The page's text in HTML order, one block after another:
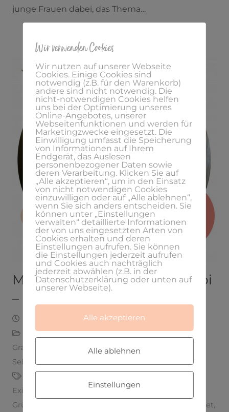
junge Frauen dabei, das Thema…
Meine perfekte Finanz-Kombi
– Podcast Folge Nr. 13
November 15, 2019
Laura
Audioblog,Erfolgreich Selbstständig,Finanzen
Grafikdesign
Gründer,Mentorin,Podcast
Selbstständigkeit
buchhaltung
Existenzgründung
finanzen,finanzmindset
Gründen
moneymindset,
Wir verwenden Cookies
Wir nutzen auf unserer Webseite
Cookies. Einige Cookies sind
notwendig (z.B. für den Warenkorb)
andere sind nicht notwendig. Die
nicht-notwendigen Cookies helfen
uns bei der Optimierung unseres
Online-Angebotes, unserer
Webseitenfunktionen und werden für
Marketingzwecke eingesetzt. Die
Einwilligung umfasst die Speicherung
von Informationen auf Ihrem
Endgerät, das Auslesen
personenbezogener Daten sowie
deren Verarbeitung. Klicken Sie auf
„Alle akzeptieren“, um in den Einsatz
von nicht notwendigen Cookies
einzuwilligen oder auf „Alle ablehnen“,
wenn Sie sich anders entscheiden. Sie
können unter „Einstellungen
verwalten“ detaillierte Informationen
der von uns eingesetzten Arten von
Cookies erhalten und deren
Einstellungen aufrufen. Sie können
die Einstellungen jederzeit aufrufen
und Cookies auch nachträglich
jederzeit abwählen (z.B. in der
Datenschutzerklärung oder unten auf
unserer Webseite).
Alle akzeptieren
Alle ablehnen
Einstellungen